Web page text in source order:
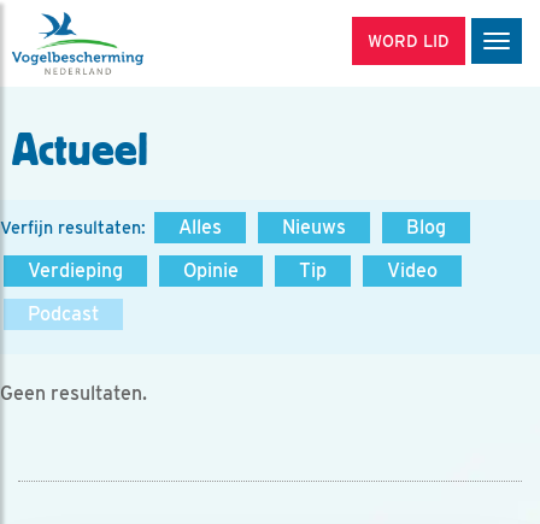
WORD LID
Actueel
Verfijn resultaten: Alles Nieuws
Blog
Verdieping
Opinie Tip
Video
Podcast
Geen resultaten.